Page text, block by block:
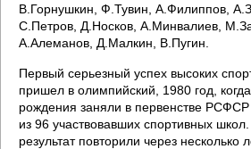
В.Горнушкин, Ф.Тувин, А.Филиппов,
С.Петров, Д.Носков, А.Минвалиев,
А.Алеманов, Д.Малкин, В.Пугин.
Первый серьезный успех высоких
пришел в олимпийский, 1980 год,
рождения заняли в первенстве
из 96 участвовавших спортивных
результат повторили через